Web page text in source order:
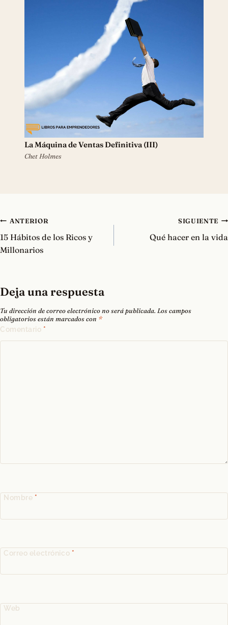
La Máquina de Ventas Definitiva (III)
Chet Holmes
Navegación
de
entradas
ANTERIOR
15 Hábitos de los Ricos y
Millonarios
SIGUIENTE
Qué hacer en la vida
Deja una respuesta
Tu dirección de correo electrónico no será publicada. Los campos
obligatorios están marcados con *
Comentario *
Nombre *
Correo electrónico *
Web